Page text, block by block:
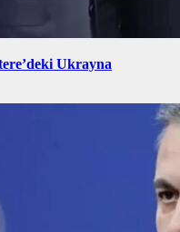
Ukrayna